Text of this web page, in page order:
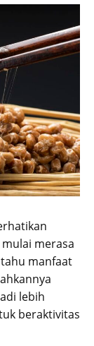
merasa
manfaat
lebih
beraktivitas